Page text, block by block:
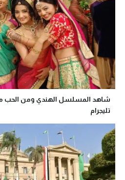
شاهد المسلسل الهندي ومن الحب
تليجرام